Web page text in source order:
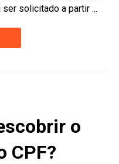
solicitado a partir ...
o
CPF?